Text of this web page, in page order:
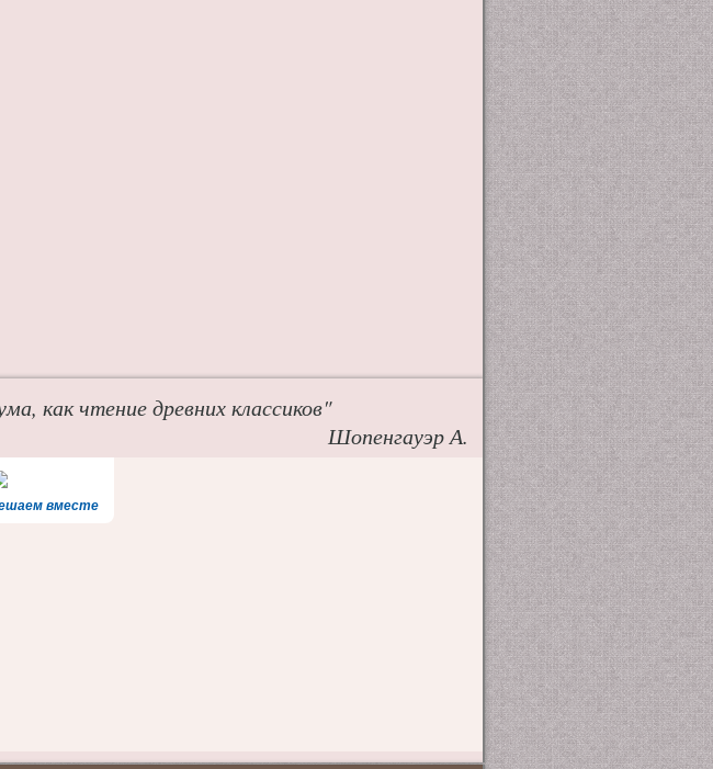
как чтение древних классиков"
Шопенгауэр А.
вместе